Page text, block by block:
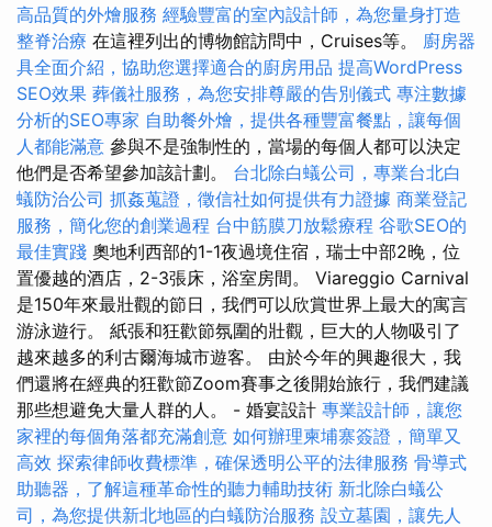
高品質的外燴服務 經驗豐富的室內設計師，為您量身打造
整脊治療 在這裡列出的博物館訪問中，Cruises等。 廚房器
具全面介紹，協助您選擇適合的廚房用品 提高WordPress
SEO效果 葬儀社服務，為您安排尊嚴的告別儀式 專注數據
分析的SEO專家 自助餐外燴，提供各種豐富餐點，讓每個
人都能滿意 參與不是強制性的，當場的每個人都可以決定
他們是否希望參加該計劃。 台北除白蟻公司，專業台北白
蟻防治公司 抓姦蒐證，徵信社如何提供有力證據 商業登記
服務，簡化您的創業過程 台中筋膜刀放鬆療程 谷歌SEO的
最佳實踐 奧地利西部的1-1夜過境住宿，瑞士中部2晚，位
置優越的酒店，2-3張床，浴室房間。 Viareggio Carnival
是150年來最壯觀的節日，我們可以欣賞世界上最大的寓言
游泳遊行。 紙張和狂歡節氛圍的壯觀，巨大的人物吸引了
越來越多的利古爾海城市遊客。 由於今年的興趣很大，我
們還將在經典的狂歡節Zoom賽事之後開始旅行，我們建議
那些想避免大量人群的人。 - 婚宴設計 專業設計師，讓您
家裡的每個角落都充滿創意 如何辦理柬埔寨簽證，簡單又
高效 探索律師收費標準，確保透明公平的法律服務 骨導式
助聽器，了解這種革命性的聽力輔助技術 新北除白蟻公
司，為您提供新北地區的白蟻防治服務 設立墓園，讓先人